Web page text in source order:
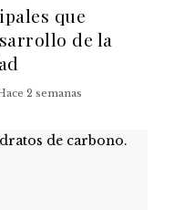
que
de la
2 semanas